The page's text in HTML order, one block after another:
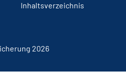
Inhaltsverzeichnis
2026